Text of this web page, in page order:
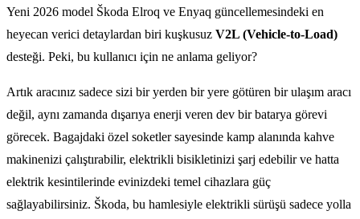
Yeni 2026 model Škoda Elroq ve Enyaq güncellemesindeki en
heyecan verici detaylardan biri kuşkusuz V2L (Vehicle-to-Load)
desteği. Peki, bu kullanıcı için ne anlama geliyor?
Artık aracınız sadece sizi bir yerden bir yere götüren bir ulaşım aracı
değil, aynı zamanda dışarıya enerji veren dev bir batarya görevi
görecek. Bagajdaki özel soketler sayesinde kamp alanında kahve
makinenizi çalıştırabilir, elektrikli bisikletinizi şarj edebilir ve hatta
elektrik kesintilerinde evinizdeki temel cihazlara güç
sağlayabilirsiniz. Škoda, bu hamlesiyle elektrikli sürüşü sadece yolla